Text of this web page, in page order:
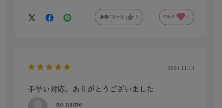
参考になった Like!
2024.11.13
手早い対応、ありがとうございました
no name